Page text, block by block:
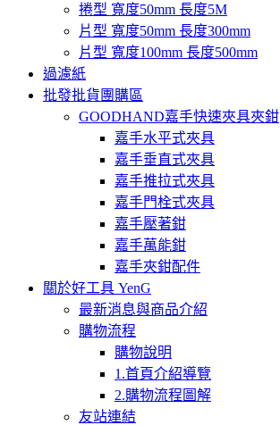
捲型 寬度50mm 長度5M
片型 寬度50mm 長度300mm
片型 寬度100mm 長度500mm
過濾紙
批發批貨團購區
GOODHAND嘉手快速夾具夾鉗
嘉手水平式夾具
嘉手垂直式夾具
嘉手推拉式夾具
嘉手門栓式夾具
嘉手壓著鉗
嘉手萬能鉗
嘉手夾鉗配件
關於好工具 YenG
最新消息與商品介紹
購物流程
購物說明
1.首頁介紹導覽
2.購物流程圖解
友站連結